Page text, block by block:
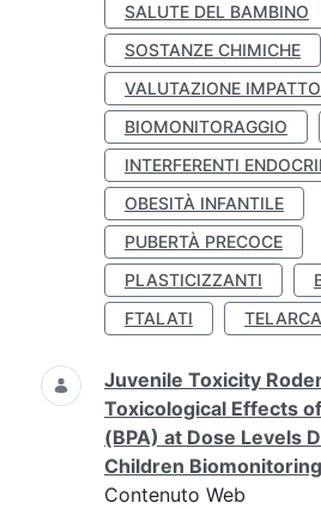
SALUTE DEL BAMBINO
SOSTANZE CHIMICHE
VALUTAZIONE
BIOMONITORAGGIO
INTERFERENTI
OBESITÀ INFANTILE
PUBERTÀ PRECOCE
PLASTICIZZANTI
FTALATI
Juvenile Toxicity
Toxicological Effects
(BPA) at Dose Levels
Children
Contenuto Web